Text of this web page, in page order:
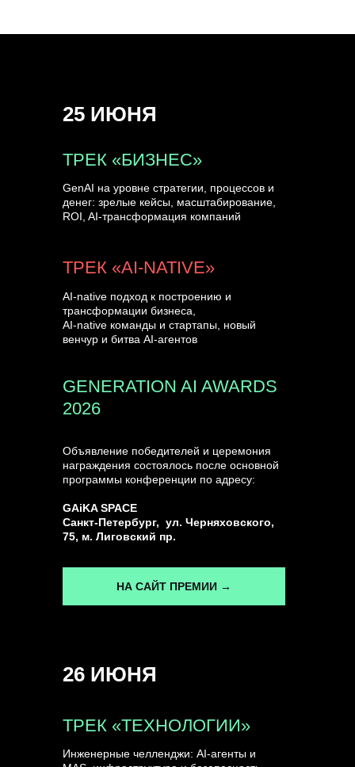
Объявление победителей и церемония
награждения состоялось после основной
программы конференции по адресу:
GAiKA SPACE
Санкт-Петербург, ул. Черняховского,
75, м. Лиговский пр.
ТРЕК «БИЗНЕС»
GENERATION AI AWARDS
2026
GenAI на уровне стратегии, процессов и
денег: зрелые кейсы, масштабирование,
ROI, AI-трансформация компаний
AI-native подход к построению и
трансформации бизнеса,
AI-native команды и стартапы, новый
венчур и битва AI-агентов
ТРЕК «AI-NATIVE»
25 ИЮНЯ
26 ИЮНЯ
Инженерные челленджи: AI-агенты и
ТРЕК «ТЕХНОЛОГИИ»
НА САЙТ ПРЕМИИ →